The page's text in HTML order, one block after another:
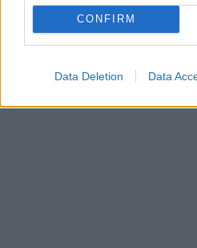
CONFIRM
Data Deletion Data
στα φαρμακεία μπορεί να
Τακτοποίηση και ψυχική